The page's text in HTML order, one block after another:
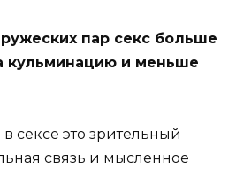
пар секс больше
кульминацию и меньше
сексе это зрительный
связь и мысленное